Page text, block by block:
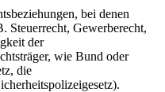
bei denen
Steuerrecht, Gewerberecht,
der
wie Bund oder
die